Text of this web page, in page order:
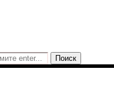
Поиск